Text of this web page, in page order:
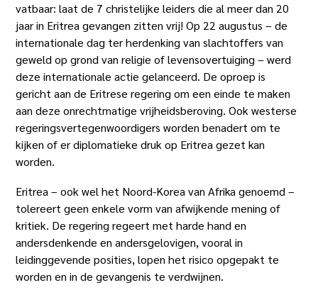
vatbaar: laat de 7 christelijke leiders die al meer dan 20
jaar in Eritrea gevangen zitten vrij! Op 22 augustus – de
internationale dag ter herdenking van slachtoffers van
geweld op grond van religie of levensovertuiging – werd
deze internationale actie gelanceerd. De oproep is
gericht aan de Eritrese regering om een einde te maken
aan deze onrechtmatige vrijheidsberoving. Ook westerse
regeringsvertegenwoordigers worden benadert om te
kijken of er diplomatieke druk op Eritrea gezet kan
worden.
Eritrea – ook wel het Noord-Korea van Afrika genoemd –
tolereert geen enkele vorm van afwijkende mening of
kritiek. De regering regeert met harde hand en
andersdenkende en andersgelovigen, vooral in
leidinggevende posities, lopen het risico opgepakt te
worden en in de gevangenis te verdwijnen.